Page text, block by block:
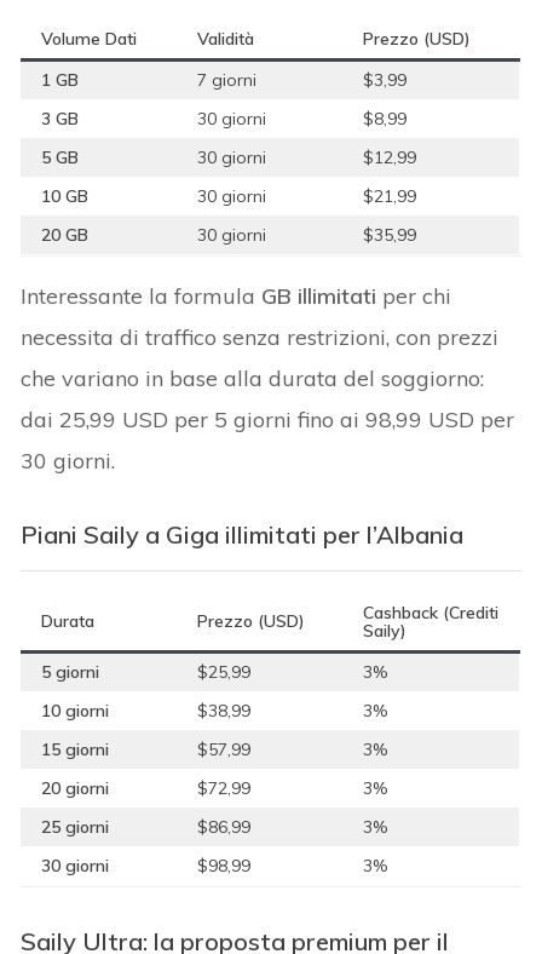
Volume Dati Validità
Prezzo (USD)
1 GB
7 giorni
$3,99
3 GB
30 giorni
$8,99
5 GB
30 giorni
$12,99
10 GB
30 giorni
$21,99
20 GB
30 giorni $35,99
Interessante la formula GB illimitati per chi
necessita di traffico senza restrizioni, con prezzi
che variano in base alla durata del soggiorno:
dai 25,99 USD per 5 giorni fino ai 98,99 USD per
30 giorni.
Piani Saily a Giga illimitati per l’Albania
Durata Prezzo (USD)
Cashback (Crediti
Saily)
5 giorni
$25,99
3%
10 giorni
$38,99
3%
15 giorni
$57,99
3%
20 giorni
$72,99
3%
25 giorni
$86,99
3%
30 giorni
$98,99 3%
Saily Ultra: la proposta premium per il